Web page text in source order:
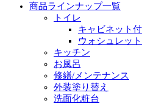
商品ラインナップ一覧
トイレ
キャビネット
ウォシュレッ
キッチン
お風呂
修繕/メンテナンス
外装塗り替え
洗面化粧台